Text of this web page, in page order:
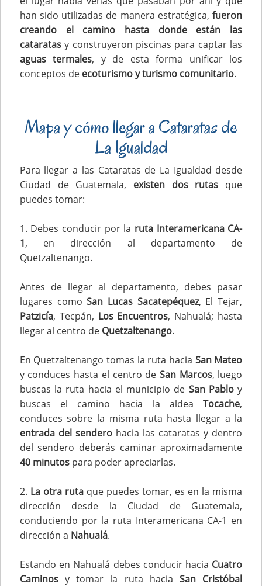
han sido utilizadas de manera estratégica,fueron
creando el camino hasta donde están las
cataratasy construyeron piscinas para captar las
aguas termales, y de esta forma unificar los
conceptos de ecoturismo y turismo comunitario.
Mapa y cómo llegar a Cataratas de
La Igualdad
Para llegar a las Cataratas de La Igualdad desde
Ciudad de Guatemala, existen dos rutas que
puedes tomar:
1. Debes conducir por la ruta Interamericana CA-
1, en dirección al departamento de
Quetzaltenango.
Antes de llegar al departamento, debes pasar
lugares comoSan Lucas Sacatepéquez, El Tejar,
Patzicía, Tecpán, Los Encuentros, Nahualá; hasta
llegar al centro de Quetzaltenango.
En Quetzaltenango tomas la ruta hacia San Mateo
y conduces hasta el centro de San Marcos, luego
buscas la ruta hacia el municipio de San Pabloy
buscas el camino hacia la aldeaTocache,
conduces sobre la misma ruta hasta llegar a la
entrada del senderohacia las cataratas y dentro
del sendero deberás caminar aproximadamente
40 minutospara poder apreciarlas.
2. La otra rutaque puedes tomar, es en la misma
dirección desde la Ciudad de Guatemala,
conduciendo por la ruta Interamericana CA-1 en
dirección a Nahualá.
Estando en Nahualá debes conducir hacia Cuatro
Caminosy tomar la ruta hacia San Cristóbal